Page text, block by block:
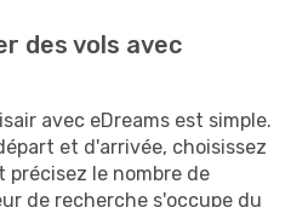
des vols avec
avec eDreams est simple.
et d'arrivée, choisissez
précisez le nombre de
de recherche s'occupe du